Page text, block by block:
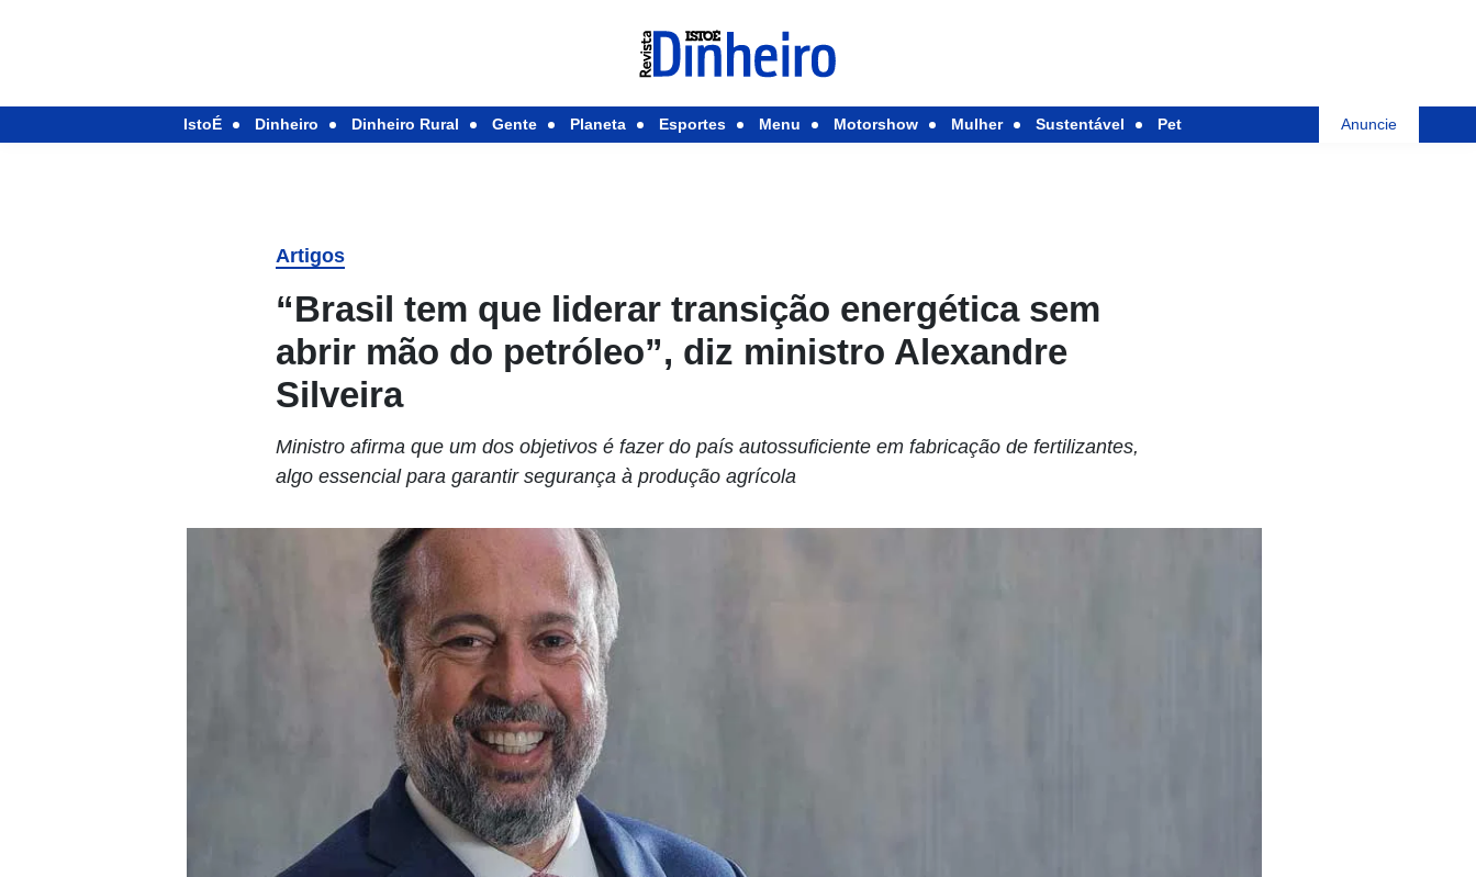
IstoÉ Dinheiro Dinheiro Rural Gente Planeta Esportes Menu Motorshow Mulher Sustentável Pet Anuncie
Artigos
“Brasil tem que liderar transição energética sem
abrir mão do petróleo”, diz ministro Alexandre
Silveira
Ministro afirma que um dos objetivos é fazer do país autossuficiente em fabricação de fertilizantes,
algo essencial para garantir segurança à produção agrícola